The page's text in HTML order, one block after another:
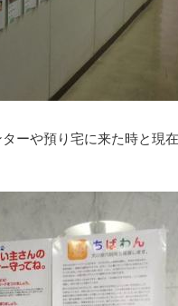
ーや預り宅に来た時と現